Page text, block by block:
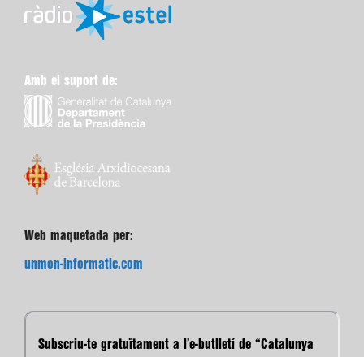
Amb el suport de:
Web maquetada per:
unmon-informatic.com
Subscriu-te gratuïtament a l’e-butlletí de “Catalunya